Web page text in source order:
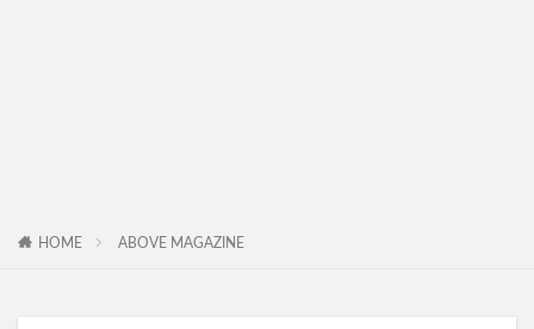
HOME ABOVE MAGAZINE